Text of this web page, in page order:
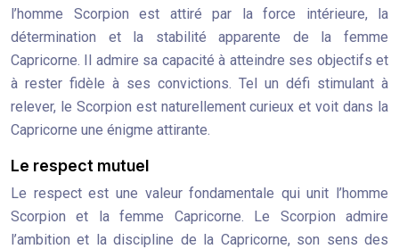
l’homme Scorpion est attiré par la force intérieure, la
détermination et la stabilité apparente de la femme
Capricorne. Il admire sa capacité à atteindre ses objectifs et
à rester fidèle à ses convictions. Tel un défi stimulant à
relever, le Scorpion est naturellement curieux et voit dans la
Capricorne une énigme attirante.
Le respect mutuel
Le respect est une valeur fondamentale qui unit l’homme
Scorpion et la femme Capricorne. Le Scorpion admire
l’ambition et la discipline de la Capricorne, son sens des